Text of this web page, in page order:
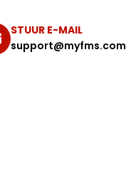
STUUR E-MAIL
support@myfms.com